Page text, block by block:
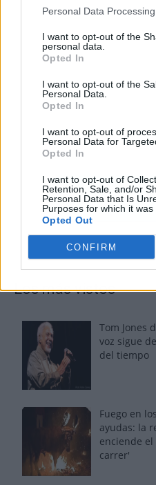
Personal Data
I want to opt-out of the
personal data.
Opted In
I want to opt-out of the
Personal Data.
Opted In
I want to opt-out of
Personal Data for
Opted In
I want to opt-out of
Retention, Sale, and/or
Personal Data that Is
Purposes for which it was
Opted Out
CONFIRM
Los más vistos
Tom Jones
voz sigue
del tiempo
Fuego en
ayudas: la
enciende
carrer'